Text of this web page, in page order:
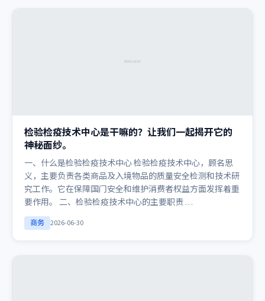
检验检疫技术中心是干嘛的？让我们一起揭开它的
神秘面纱。
一、什么是检验检疫技术中心 检验检疫技术中心，顾名思
义，主要负责各类商品及入境物品的质量安全检测和技术研
究工作。它在保障国门安全和维护消费者权益方面发挥着重
要作用。 二、检验检疫技术中心的主要职责 …
商务 2026-06-30